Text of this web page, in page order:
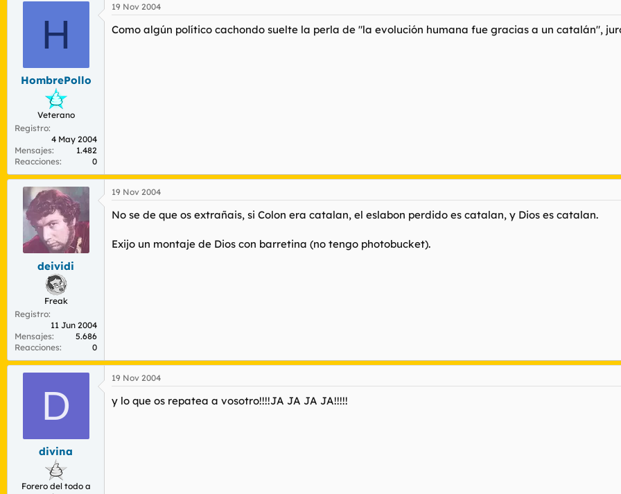
H
HombrePollo
Veterano
Registro
4 May 2004
Mensajes
1.482
Reacciones
0
19 Nov 2004
Como algún político cachondo suelte la perla de "la evolución humana fue gracias a un catalán",
deividi
Freak
Registro
11 Jun 2004
Mensajes
5.686
Reacciones
0
19 Nov 2004
No se de que os extrañais, si Colon era catalan, el eslabon perdido es catalan, y Dios es catalan.
Exijo un montaje de Dios con barretina (no tengo photobucket).
D
divina
Forero del todo a
19 Nov 2004
y lo que os repatea a vosotro!!!!JA JA JA JA!!!!!